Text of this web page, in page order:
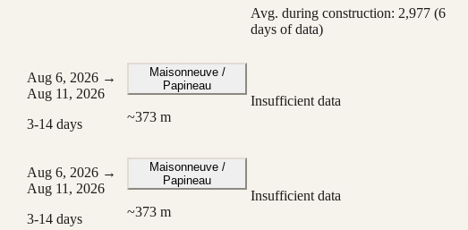
Avg. during construction: 2,977 (6
days of data)
Aug 6, 2026 →
Aug 11, 2026
3-14 days
Maisonneuve /
Papineau
~373 m
Insufficient data
Aug 6, 2026 →
Aug 11, 2026
3-14 days
Maisonneuve /
Papineau
~373 m
Insufficient data